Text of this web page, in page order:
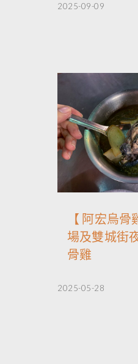
2025-09-09
【 阿宏烏
場及雙城街
骨雞
2025-05-28